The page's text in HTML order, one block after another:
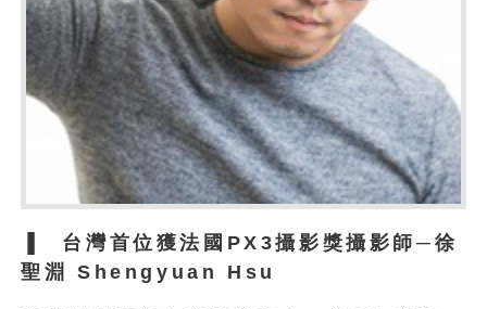
台灣首位獲法國PX3攝影獎攝影師─ 徐
聖淵 Shengyuan Hsu